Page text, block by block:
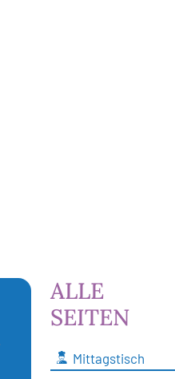
ALLE
SEITEN
Mittagstisch